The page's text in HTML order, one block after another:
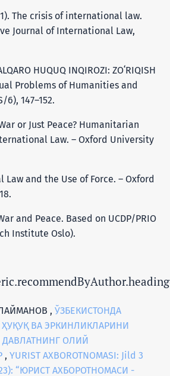
The crisis of international law.
Journal of International Law,
HUQUQ INQIROZI: ZOʻRIQISH
Problems of Humanities and
6), 147–152.
or Just Peace? Humanitarian
Law. – Oxford University
Law and the Use of Force. – Oxford
and Peace. Based on UCDP/PRIO
Institute Oslo).
, ЎЗБЕКИСТОНДА
ВА ЭРКИНЛИКЛАРИНИ
ОЛИЙ
, YURIST AXBOROTNOMASI: Jild 3
“ЮРИСТ АХБОРОТНОМАСИ -